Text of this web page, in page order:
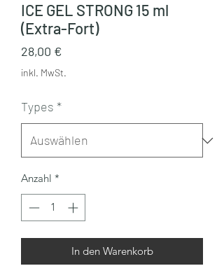
ICE GEL STRONG 15 ml
(Extra-Fort)
28,00 €Preis
inkl. MwSt.
Types *
Anzahl *
In den Warenkorb